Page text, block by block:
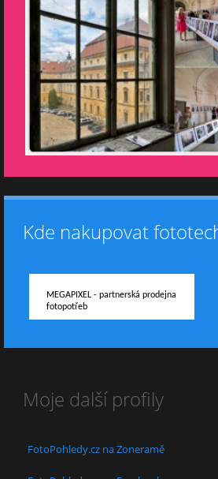
Kde nakupovat
MEGAPIXEL - partnerská prodejna
fotopotřeb
Moje další profily
FotoPohledy.cz na Zoneramě